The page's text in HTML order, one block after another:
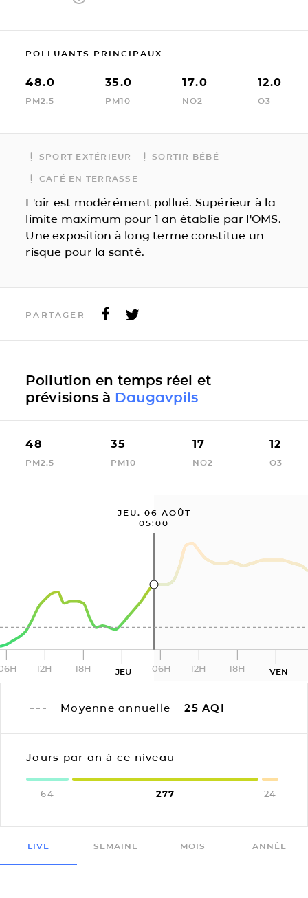
POLLUANTS PRINCIPAUX
48.0
PM2.5
35.0
PM10
17.0
NO2
12.0
O3
SPORT EXTÉRIEUR SORTIR BÉBÉ
CAFÉ EN TERRASSE
L'air est modérément pollué. Supérieur à la
limite maximum pour 1 an établie par l'OMS.
Une exposition à long terme constitue un
risque pour la santé.
PARTAGER
Pollution en temps réel et
prévisions à Daugavpils
48
PM2.5
35
PM10
17
NO2
12
O3
JEU. 06 AOÛT
05:00
12H 18H JEU 06H 12H 18H VEN
Moyenne annuelle 25 AQI
Jours par an à ce niveau
64 277 24
LIVE SEMAINE MOIS ANNÉE